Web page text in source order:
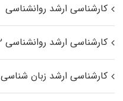
کارشناسی ارشد روانشناسی
کارشناسی ارشد روانشناسی ۲
کارشناسی ارشد زبان شناسی